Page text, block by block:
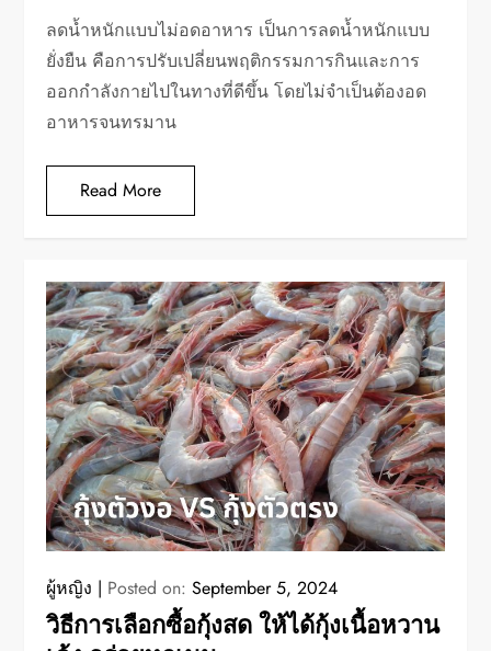
ลดน้ำหนักแบบไม่อดอาหาร เป็นการลดน้ำหนักแบบ
ยั่งยืน คือการปรับเปลี่ยนพฤติกรรมการกินและการ
ออกกำลังกายไปในทางที่ดีขึ้น โดยไม่จำเป็นต้องอด
อาหารจนทรมาน
Read More
ผู้หญิง Posted on:September 5, 2024
วิธีการเลือกซื้อกุ้งสด ให้ได้กุ้งเนื้อหวาน